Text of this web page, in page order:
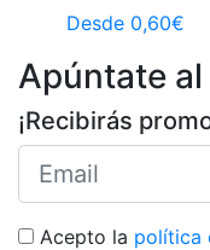
Desde 0,60€
Apúntate
¡Recibirás
Acepto la política